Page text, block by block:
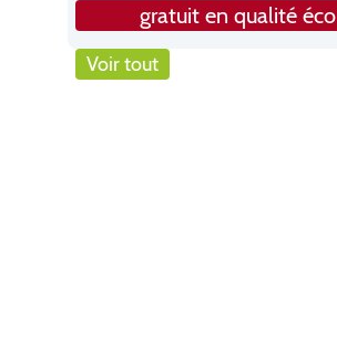
gratuit en qualité éco
Voir tout